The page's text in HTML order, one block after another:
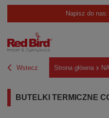
Napisz do nas:
Wstecz Strona główna
BUTELKI TERMICZNE